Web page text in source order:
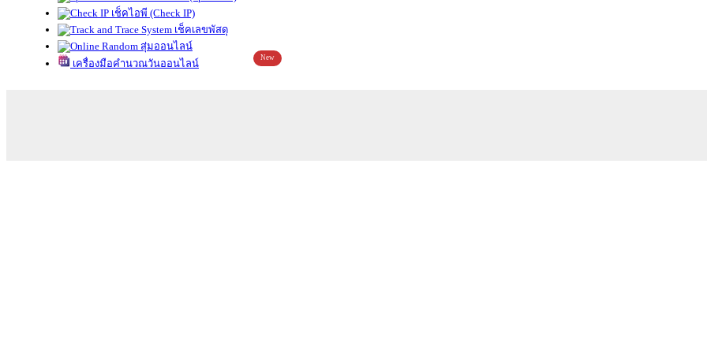
เช็คไอพี (Check IP)
เช็คเลขพัสดุ
สุ่มออนไลน์
เครื่องมือคำนวณวันออนไลน์
New